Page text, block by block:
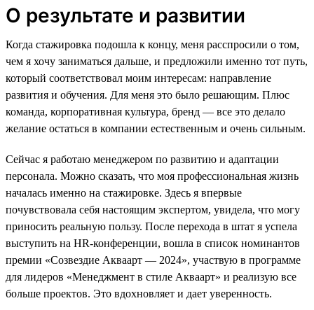
О результате и развитии
Когда стажировка подошла к концу, меня расспросили о том,
чем я хочу заниматься дальше, и предложили именно тот путь,
который соответствовал моим интересам: направление
развития и обучения. Для меня это было решающим. Плюс
команда, корпоративная культура, бренд — все это делало
желание остаться в компании естественным и очень сильным.
Сейчас я работаю менеджером по развитию и адаптации
персонала. Можно сказать, что моя профессиональная жизнь
началась именно на стажировке. Здесь я впервые
почувствовала себя настоящим экспертом, увидела, что могу
приносить реальную пользу. После перехода в штат я успела
выступить на HR-конференции, вошла в список номинантов
премии «Созвездие Акваарт — 2024», участвую в программе
для лидеров «Менеджмент в стиле Акваарт» и реализую все
больше проектов. Это вдохновляет и дает уверенность.